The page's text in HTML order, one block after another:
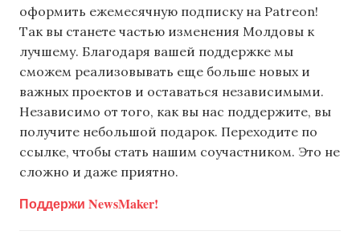
оформить ежемесячную подписку на Patreon!
Так вы станете частью изменения Молдовы к
лучшему. Благодаря вашей поддержке мы
сможем реализовывать еще больше новых и
важных проектов и оставаться независимыми.
Независимо от того, как вы нас поддержите, вы
получите небольшой подарок. Переходите по
ссылке, чтобы стать нашим соучастником. Это не
сложно и даже приятно.
Поддержи NewsMaker!